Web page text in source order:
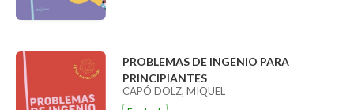
PROBLEMAS DE INGENIO PARA
PRINCIPIANTES
CAPÓ DOLZ, MIQUEL